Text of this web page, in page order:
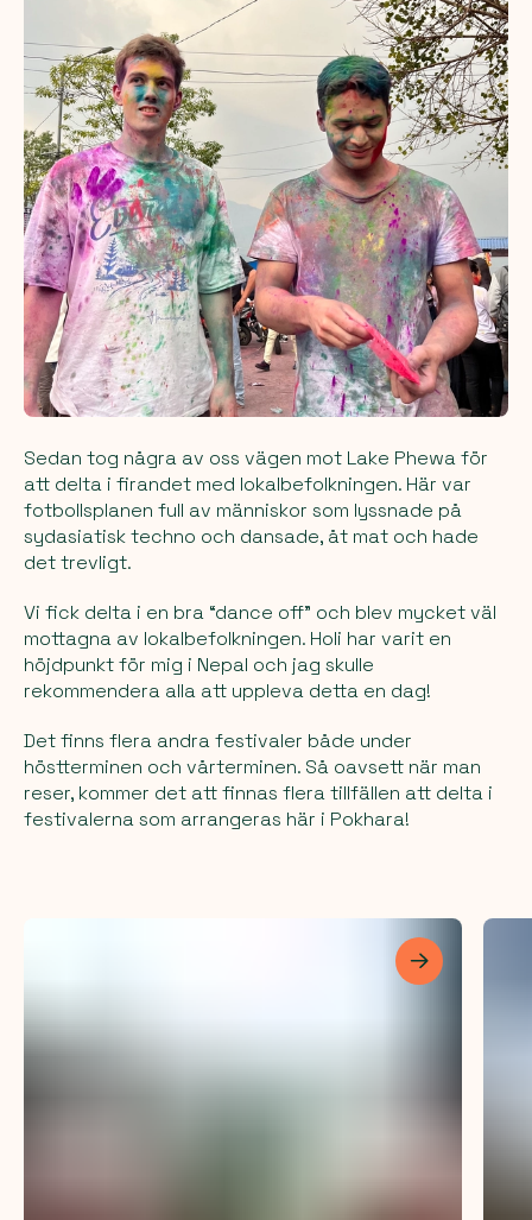
Sedan tog några av oss vägen mot Lake Phewa för
att delta i firandet med lokalbefolkningen. Här var
fotbollsplanen full av människor som lyssnade på
sydasiatisk techno och dansade, åt mat och hade
det trevligt.
Vi fick delta i en bra “dance off” och blev mycket väl
mottagna av lokalbefolkningen. Holi har varit en
höjdpunkt för mig i Nepal och jag skulle
rekommendera alla att uppleva detta en dag!
Det finns flera andra festivaler både under
höstterminen och vårterminen. Så oavsett när man
reser, kommer det att finnas flera tillfällen att delta i
festivalerna som arrangeras här i Pokhara!
Les mer